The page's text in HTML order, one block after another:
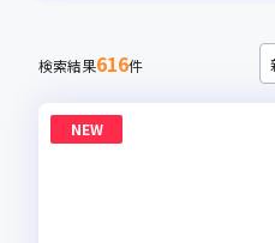
検索結果616件
NEW